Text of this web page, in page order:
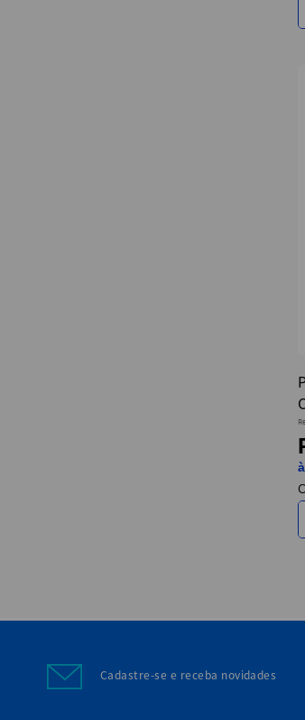
Cadastre-se e receba novidades